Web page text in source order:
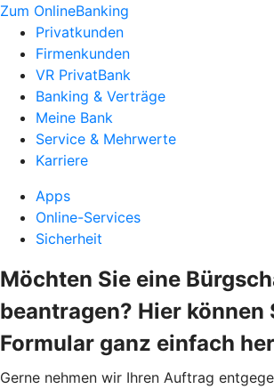
Zum OnlineBanking
Privatkunden
Firmenkunden
VR PrivatBank
Banking & Verträge
Meine Bank
Service & Mehrwerte
Karriere
Apps
Online-Services
Sicherheit
Möchten Sie eine
beantragen? Hier können
Formular ganz einfach
Gerne nehmen wir Ihren Auftrag